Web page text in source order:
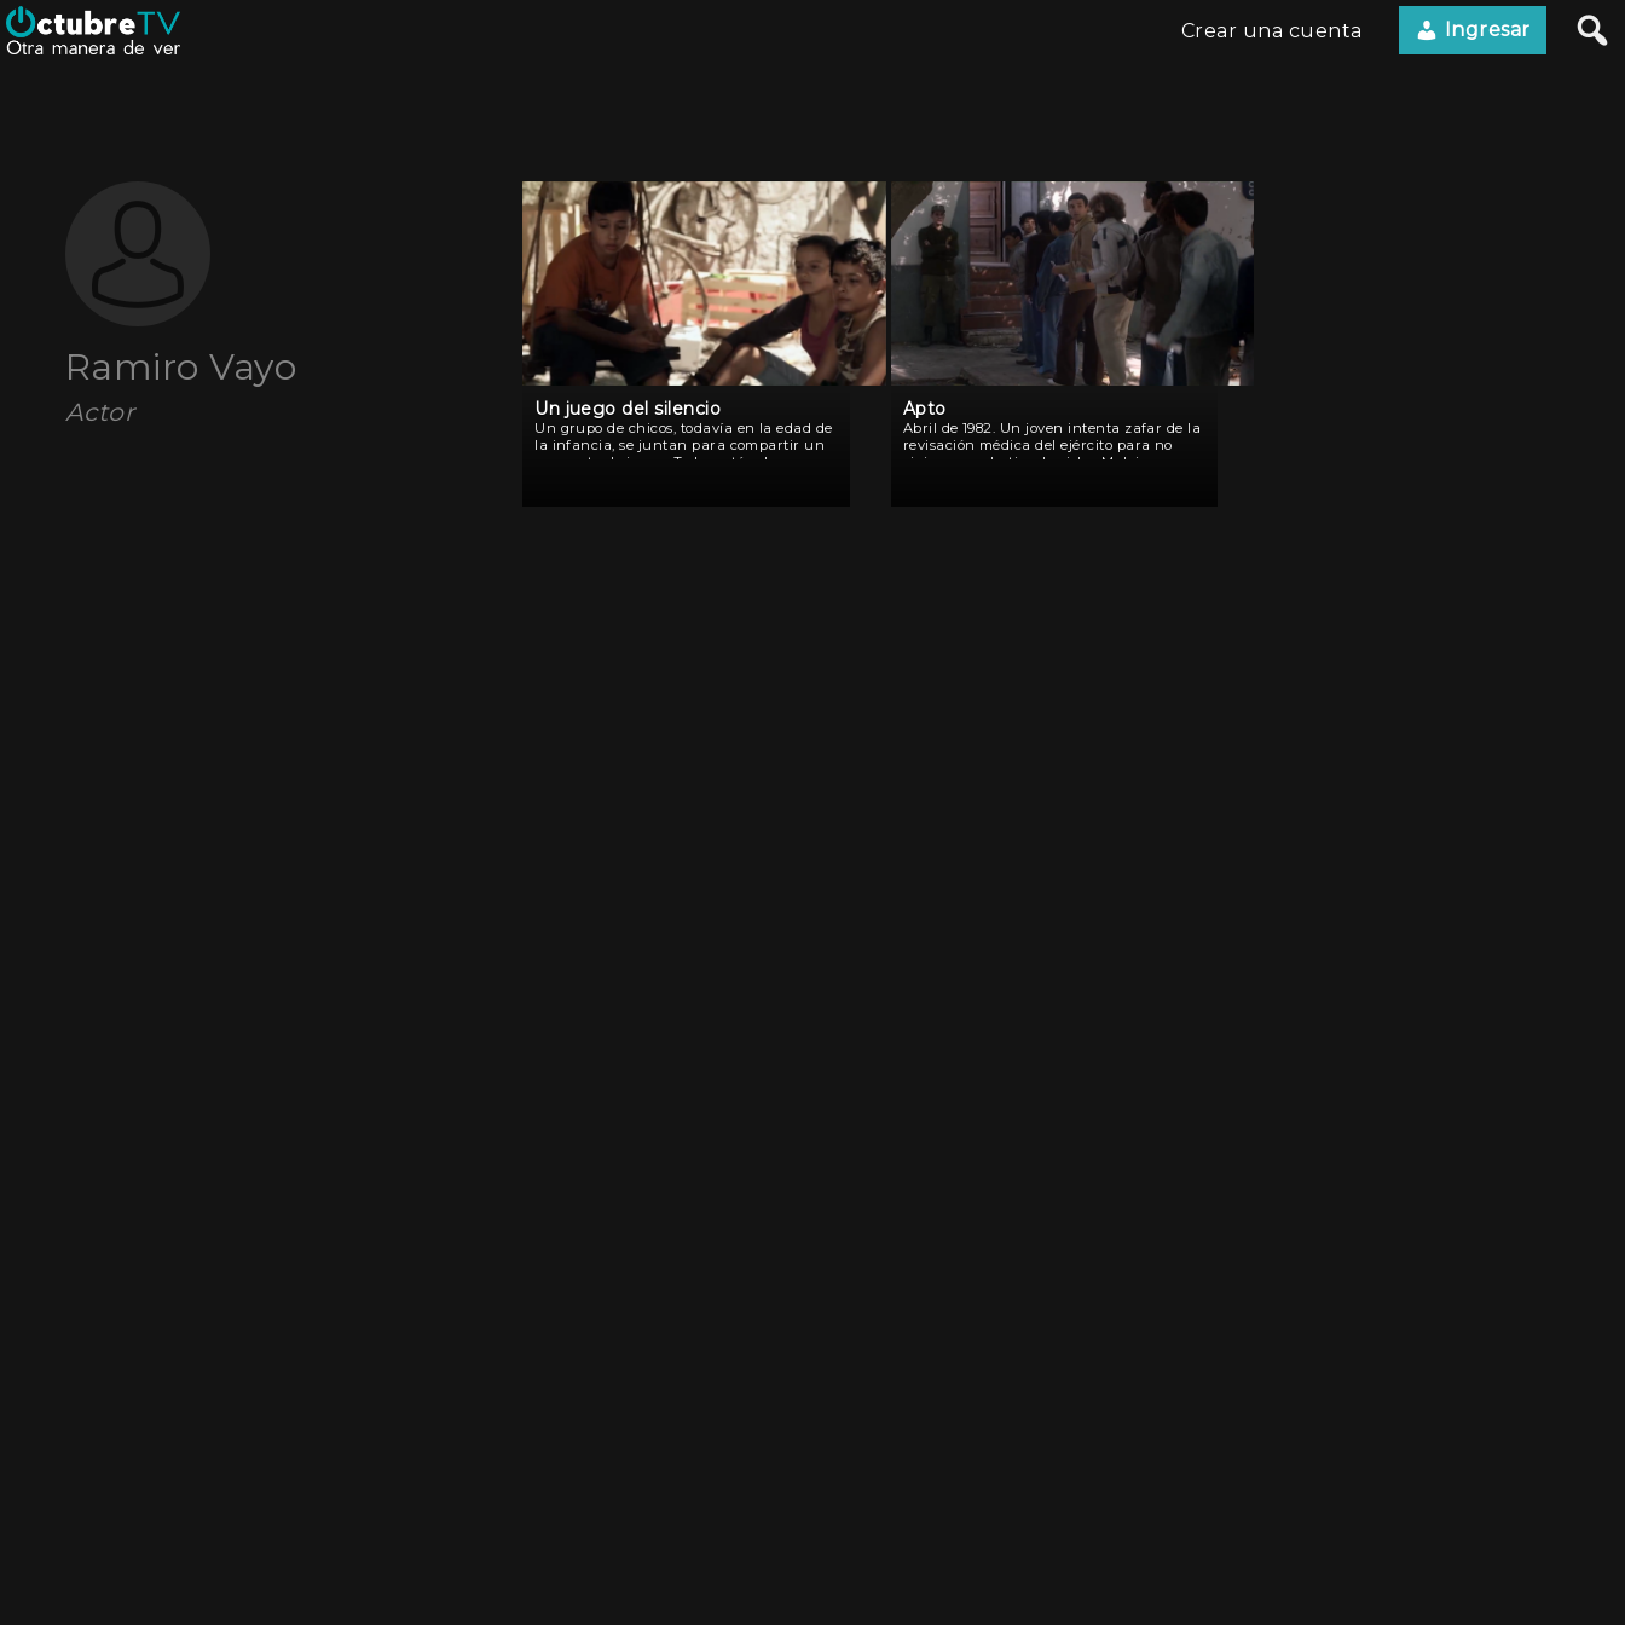
Crear una cuenta Ingresar
Ramiro Vayo
Actor Un juego del silencio
Un grupo de chicos, todavía en la edad de
la infancia, se juntan para compartir un
momento de juego. Todos están de
Apto
Abril de 1982. Un joven intenta zafar de la
revisación médica del ejército para no
viajar a combatir a las islas Malvinas.